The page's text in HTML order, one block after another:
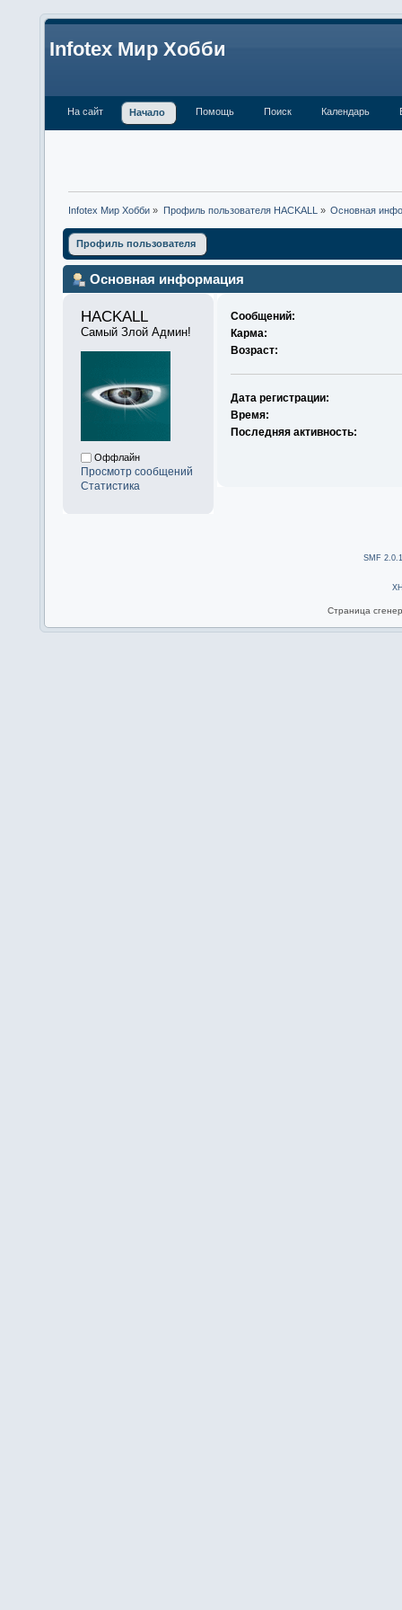
Infotex Мир Хобби
На сайт Начало Помощь Поиск Календарь
Infotex Мир Хобби » Профиль пользователя HACKALL » Основная
Профиль пользователя
Основная информация
HACKALL
Самый Злой Админ!
Оффлайн
Просмотр сообщений
Статистика
Сообщений:
Карма:
Возраст:
Дата регистрации:
Время:
Последняя активность:
SMF
Страница